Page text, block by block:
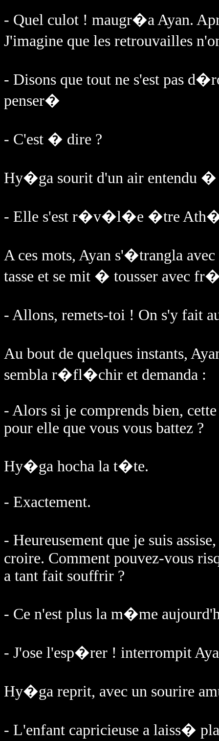
- Quel culot ! maugr�a Ayan.
J'imagine que les retrouvailles
- Disons que tout ne s'est pas
penser�
- C'est � dire ?
Hy�ga sourit d'un air entendu
- Elle s'est r�v�l�e �tre
A ces mots, Ayan s'�trangla
tasse et se mit � tousser avec
- Allons, remets-toi ! On s'y fait
Au bout de quelques instants,
sembla r�fl�chir et demanda :
- Alors si je comprends bien,
pour elle que vous vous battez ?
Hy�ga hocha la t�te.
- Exactement.
- Heureusement que je suis
croire. Comment pouvez-vous
a tant fait souffrir ?
- Ce n'est plus la m�me
- J'ose l'esp�rer ! interrompit
Hy�ga reprit, avec un sourire
- L'enfant capricieuse a laiss�